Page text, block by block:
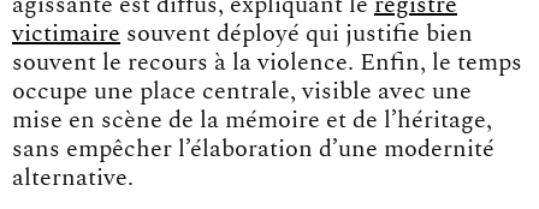
agissante est diffus, expliquant le registre
victimaire souvent déployé qui justifie bien
souvent le recours à la violence. Enfin, le temps
occupe une place centrale, visible avec une
mise en scène de la mémoire et de l’héritage,
sans empêcher l’élaboration d’une modernité
alternative.